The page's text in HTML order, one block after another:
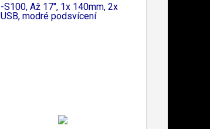
-S100, Až 17", 1x 140mm, 2x
USB, modré podsvícení